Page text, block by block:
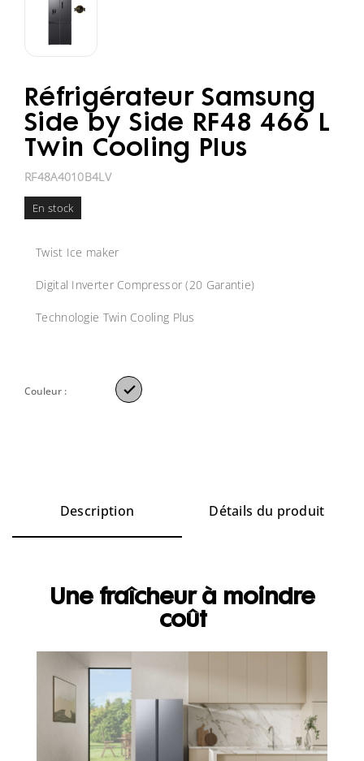
Réfrigérateur Samsung
Side by Side RF48 466 L
Twin Cooling Plus
RF48A4010B4LV
En stock
Twist Ice maker
Digital Inverter Compressor (20 Garantie)
Technologie Twin Cooling Plus
Couleur : 
Description Détails du produit
Une fraîcheur à moindre
coût